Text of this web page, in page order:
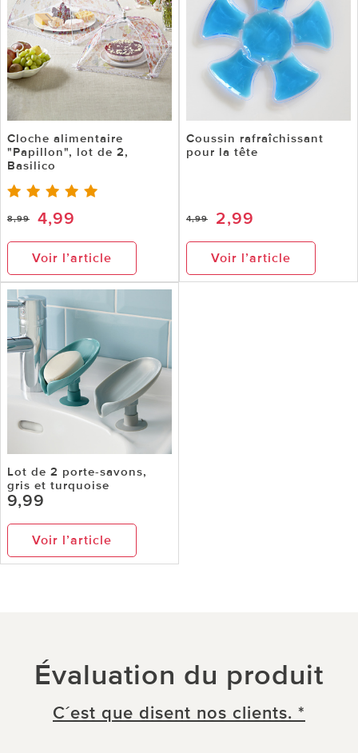
Cloche alimentaire
"Papillon", lot de 2,
Basilico
8,99 4,99
Voir l’article
Coussin rafraîchissant
pour la tête
4,99 2,99
Voir l’article
Lot de 2 porte-savons,
gris et turquoise
9,99
Voir l’article
Évaluation du produit
C´est que disent nos clients. *